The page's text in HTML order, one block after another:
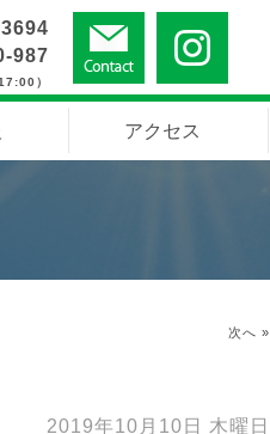
987
）
アクセス
次へ »
2019年10月10日 木曜日